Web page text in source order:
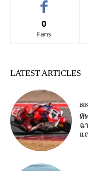
0
Fans
LATEST ARTICLES
ทั
ฉ
แ